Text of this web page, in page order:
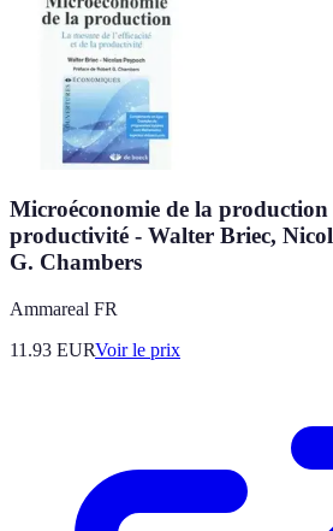
Microéconomie de la production
productivité - Walter Briec,
G. Chambers
Ammareal FR
11.93 EURVoir le prix